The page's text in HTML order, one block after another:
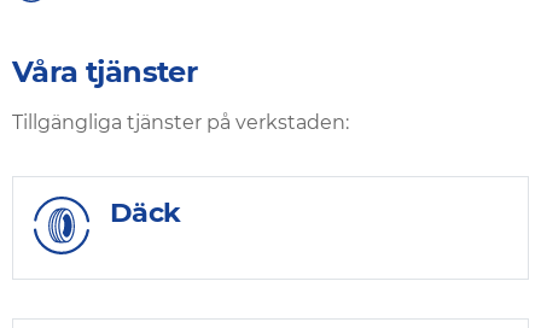
Våra tjänster
Tillgängliga tjänster på verkstaden:
Däck